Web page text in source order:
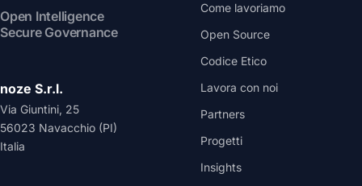
Open Intelligence
Secure Governance
noze S.r.l.
Via Giuntini, 25
56023 Navacchio (PI)
Italia
Come lavoriamo
Open Source
Codice Etico
Lavora con noi
Partners
Progetti
Insights